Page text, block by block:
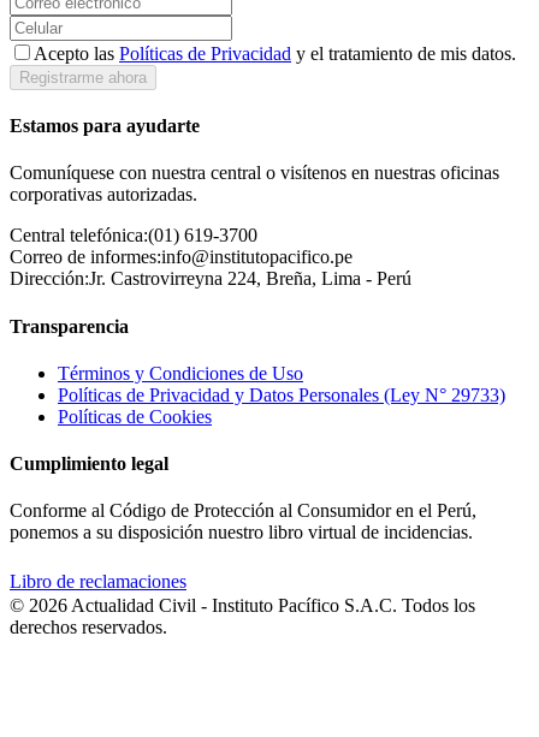
Acepto las Políticas de Privacidad y el tratamiento de mis datos.
Registrarme ahora
Estamos para ayudarte
Comuníquese con nuestra central o visítenos en nuestras oficinas
corporativas autorizadas.
Central telefónica:(01) 619-3700
Correo de informes:info@institutopacifico.pe
Dirección:Jr. Castrovirreyna 224, Breña, Lima - Perú
Transparencia
Términos y Condiciones de Uso
Políticas de Privacidad y Datos Personales (Ley N° 29733)
Políticas de Cookies
Cumplimiento legal
Conforme al Código de Protección al Consumidor en el Perú,
ponemos a su disposición nuestro libro virtual de incidencias.
Libro de reclamaciones
© 2026 Actualidad Civil - Instituto Pacífico S.A.C. Todos los
derechos reservados.